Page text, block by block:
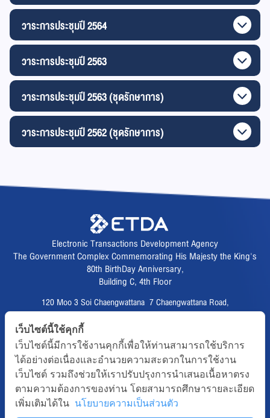
วาระการประชุมปี 2564
วาระการประชุมปี 2563
วาระการประชุมปี 2563 (ชุดรักษาการ)
วาระการประชุมปี 2562 (ชุดรักษาการ)
Electronic Transactions Development Agency
The Government Complex Commemorating His Majesty the King's
80th BirthDay Anniversary,
Building C, 4th Floor
120 Moo 3 Soi Chaengwattana 7 Chaengwattana Road,
Fax :02 123 1200
CALL CENTER :02 123 1234
email :info@etda.or.th
Follows
เว็บไซต์นี้ใช้คุกกี้
เว็บไซต์นี้มีการใช้งานคุกกี้เพื่อให้ท่านสามารถใช้บริการ
ได้อย่างต่อเนื่องและอำนวยความสะดวกในการใช้งาน
เว็บไซต์ รวมถึงช่วยให้เราปรับปรุงการนำเสนอเนื้อหาตรง
ตามความต้องการของท่าน โดยสามารถศึกษารายละเอียด
เพิ่มเติมได้ใน นโยบายความเป็นส่วนตัว